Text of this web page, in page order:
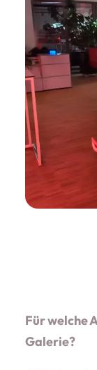
Für welche
Galerie?